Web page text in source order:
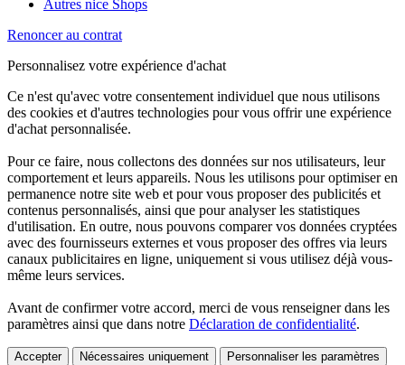
Autres nice Shops
Renoncer au contrat
Personnalisez votre expérience d'achat
Ce n'est qu'avec votre consentement individuel que nous utilisons
des cookies et d'autres technologies pour vous offrir une expérience
d'achat personnalisée.
Pour ce faire, nous collectons des données sur nos utilisateurs, leur
comportement et leurs appareils. Nous les utilisons pour optimiser en
permanence notre site web et pour vous proposer des publicités et
contenus personnalisés, ainsi que pour analyser les statistiques
d'utilisation. En outre, nous pouvons comparer vos données cryptées
avec des fournisseurs externes et vous proposer des offres via leurs
canaux publicitaires en ligne, uniquement si vous utilisez déjà vous-
même leurs services.
Avant de confirmer votre accord, merci de vous renseigner dans les
paramètres ainsi que dans notre Déclaration de confidentialité.
Accepter Nécessaires uniquement Personnaliser les paramètres